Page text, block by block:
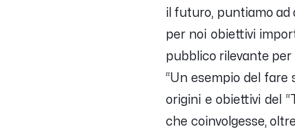
il futuro, puntiamo ad
per noi obiettivi
pubblico rilevante per
“Un esempio del fare
origini e obiettivi del
che coinvolgesse,